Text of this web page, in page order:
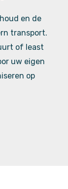
en de
transport.
of least
uw eigen
op